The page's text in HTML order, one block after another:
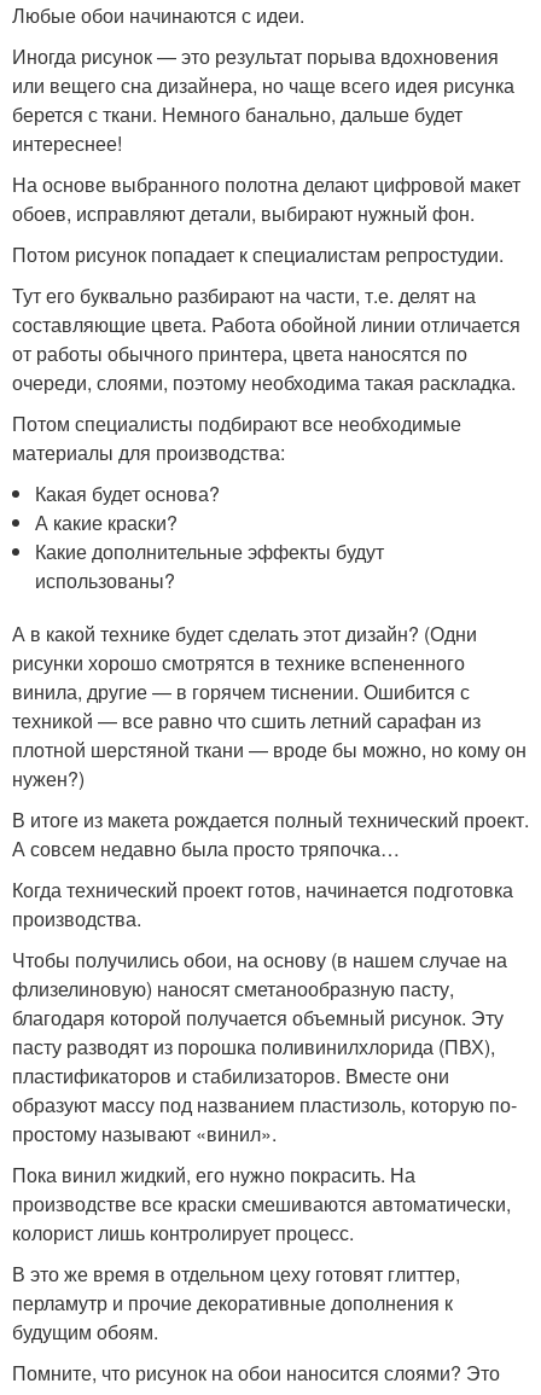
Любые обои начинаются с идеи.
Иногда рисунок — это результат порыва вдохновения
или вещего сна дизайнера, но чаще всего идея рисунка
берется с ткани. Немного банально, дальше будет
интереснее!
На основе выбранного полотна делают цифровой макет
обоев, исправляют детали, выбирают нужный фон.
Потом рисунок попадает к специалистам репростудии.
Тут его буквально разбирают на части, т.е. делят на
составляющие цвета. Работа обойной линии отличается
от работы обычного принтера, цвета наносятся по
очереди, слоями, поэтому необходима такая раскладка.
Потом специалисты подбирают все необходимые
материалы для производства:
Какая будет основа?
А какие краски?
Какие дополнительные эффекты будут
использованы?
А в какой технике будет сделать этот дизайн? (Одни
рисунки хорошо смотрятся в технике вспененного
винила, другие — в горячем тиснении. Ошибится с
техникой — все равно что сшить летний сарафан из
плотной шерстяной ткани — вроде бы можно, но кому он
нужен?)
В итоге из макета рождается полный технический проект.
А совсем недавно была просто тряпочка…
Когда технический проект готов, начинается подготовка
производства.
Чтобы получились обои, на основу (в нашем случае на
флизелиновую) наносят сметанообразную пасту,
благодаря которой получается объемный рисунок. Эту
пасту разводят из порошка поливинилхлорида (ПВХ),
пластификаторов и стабилизаторов. Вместе они
образуют массу под названием пластизоль, которую по-
простому называют «винил».
Пока винил жидкий, его нужно покрасить. На
производстве все краски смешиваются автоматически,
колорист лишь контролирует процесс.
В это же время в отдельном цеху готовят глиттер,
перламутр и прочие декоративные дополнения к
будущим обоям.
Помните, что рисунок на обои наносится слоями? Это